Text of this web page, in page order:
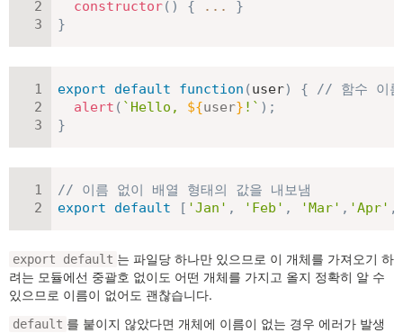
constructor( ) { ...
}
}
export default function (user) {
// 함수 이름
alert ( ` Hello, ${user} ! ` ) ;
}
// 이름 없이 배열 형태의 값을 내보냄
export
default [ 'Jan' , 'Feb' , 'Mar' , 'Apr' ,
export default 는 파일당 하나만 있으므로 이 개체를 가져오기 하
려는 모듈에선 중괄호 없이도 어떤 개체를 가지고 올지 정확히 알 수
있으므로 이름이 없어도 괜찮습니다.
default 를 붙이지 않았다면 개체에 이름이 없는 경우 에러가 발생